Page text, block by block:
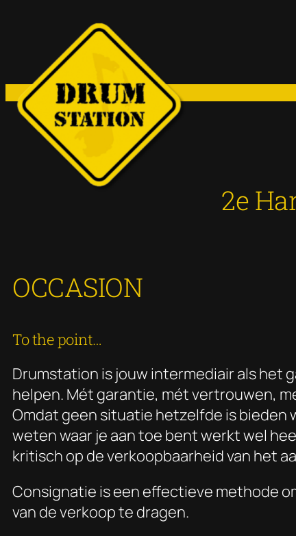
inhoud
2e
OCCASION
To the point…
Drumstation is jouw intermediair als het
helpen. Mét garantie, mét vertrouwen,
Omdat geen situatie hetzelfde is bieden
weten waar je aan toe bent werkt wel
kritisch op de verkoopbaarheid van het
Consignatie is een effectieve methode
van de verkoop te dragen.